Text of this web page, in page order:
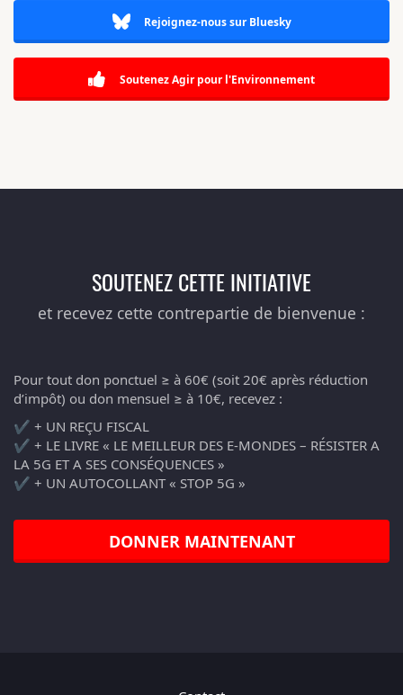
Rejoignez-nous sur Bluesky
Soutenez Agir pour l'Environnement
SOUTENEZ CETTE INITIATIVE
et recevez cette contrepartie de bienvenue :
Pour tout don ponctuel ≥ à 60€ (soit 20€ après réduction
d’impôt) ou don mensuel ≥ à 10€, recevez :
✔️ + UN REÇU FISCAL
✔️ + LE LIVRE « LE MEILLEUR DES E-MONDES – RÉSISTER A
LA 5G ET A SES CONSÉQUENCES »
✔️ + UN AUTOCOLLANT « STOP 5G »
DONNER MAINTENANT